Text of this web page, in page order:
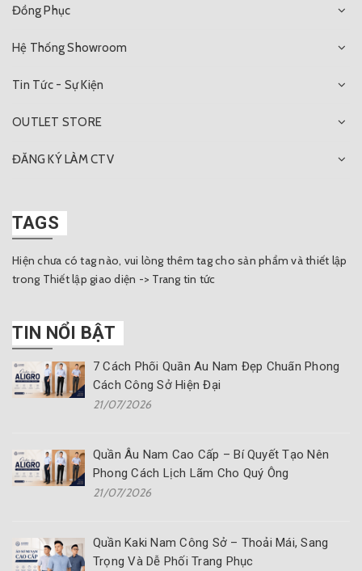
Đồng Phục
Hệ Thống Showroom
Tin Tức - Sự Kiện
OUTLET STORE
ĐĂNG KÝ LÀM CTV
TAGS
Hiện chưa có tag nào, vui lòng thêm tag cho sản phẩm và thiết lập
trong Thiết lập giao diện -> Trang tin tức
TIN NỔI BẬT
7 Cách Phối Quần Âu Nam Đẹp Chuẩn Phong
Cách Công Sở Hiện Đại
21/07/2026
Quần Âu Nam Cao Cấp – Bí Quyết Tạo Nên
Phong Cách Lịch Lãm Cho Quý Ông
21/07/2026
Quần Kaki Nam Công Sở – Thoải Mái, Sang
Trọng Và Dễ Phối Trang Phục